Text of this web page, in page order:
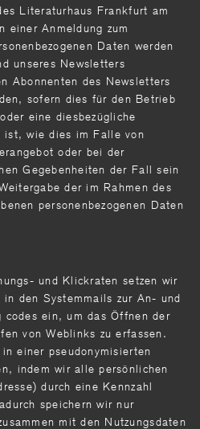
Literaturhaus Frankfurt am
einer Anmeldung zum
Daten werden
unseres Newsletters
Abonnenten des Newsletters
sofern dies für den Betrieb
eine diesbezügliche
ist, wie dies im Falle von
oder bei der
Gegebenheiten der Fall sein
der im Rahmen des
personenbezogenen Daten
und Klickraten setzen wir
den Systemmails zur An- und
codes ein, um das Öffnen der
von Weblinks zu erfassen.
einer pseudonymisierten
indem wir alle persönlichen
durch eine Kennzahl
speichern wir nur
mit den Nutzungsdaten